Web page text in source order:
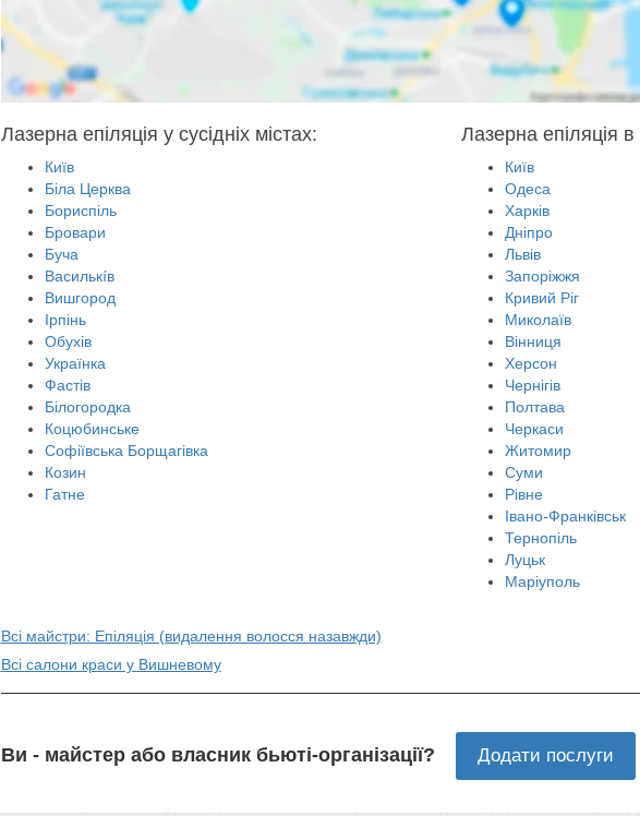
Лазерна епіляція у сусідніх містах:
Київ
Біла Церква
Бориспіль
Бровари
Буча
Василькíв
Вишгород
Ірпінь
Обухів
Українка
Фастів
Білогородка
Коцюбинське
Софіївська Борщагівка
Козин
Гатне
Лазерна епіляція в
Київ
Одеса
Харків
Дніпро
Львів
Запоріжжя
Кривий Ріг
Миколаїв
Вінниця
Херсон
Чернігів
Полтава
Черкаси
Житомир
Суми
Рівне
Івано-Франківськ
Тернопіль
Луцьк
Маріуполь
Всі майстри: Епіляція (видалення волосся назавжди)
Всі салони краси у Вишневому
Ви - майстер або власник бьюті-організації? Додати послуги